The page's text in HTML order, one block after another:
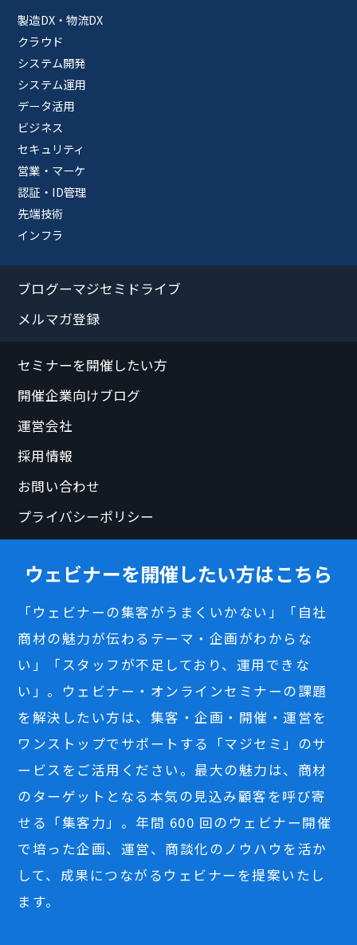
製造DX・物流DX
クラウド
システム開発
システム運用
データ活用
ビジネス
セキュリティ
営業・マーケ
認証・ID管理
先端技術
インフラ
ブログーマジセミドライブ
メルマガ登録
セミナーを開催したい方
開催企業向けブログ
運営会社
採用情報
お問い合わせ
プライバシーポリシー
ウェビナーを開催したい方はこちら
「ウェビナーの集客がうまくいかない」「自社
商材の魅力が伝わるテーマ・企画がわからな
い」「スタッフが不足しており、運用できな
い」。ウェビナー・オンラインセミナーの課題
を解決したい方は、集客・企画・開催・運営を
ワンストップでサポートする「マジセミ」のサ
ービスをご活用ください。最大の魅力は、商材
のターゲットとなる本気の見込み顧客を呼び寄
せる「集客力」。年間 600 回のウェビナー開催
で培った企画、運営、商談化のノウハウを活か
して、成果につながるウェビナーを提案いたし
ます。